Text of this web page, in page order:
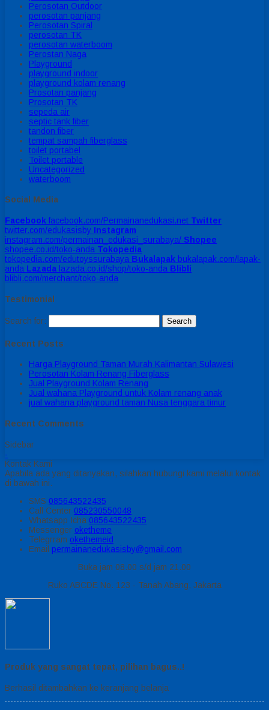
Perosotan Outdoor
perosotan panjang
Perosotan Spiral
perosotan TK
perosotan waterboom
Perostan Naga
Playground
playground indoor
playground kolam renang
Prosotan panjang
Prosotan TK
sepeda air
septic tank fiber
tandon fiber
tempat sampah fiberglass
toilet portabel
Toilet portable
Uncategorized
waterboom
Social Media
Facebook facebook.com/Permainanedukasi.net Twitter
twitter.com/edukasisby Instagram
instagram.com/permainan_edukasi_surabaya/ Shopee
shopee.co.id/toko-anda Tokopedia
tokopedia.com/edutoyssurabaya Bukalapak bukalapak.com/lapak-
anda Lazada lazada.co.id/shop/toko-anda Blibli
blibli.com/merchant/toko-anda
Testimonial
Search for:
Recent Posts
Harga Playground Taman Murah Kalimantan Sulawesi
Perosotan Kolam Renang Fiberglass
Jual Playground Kolam Renang
Jual wahana Playground untuk Kolam renang anak
jual wahana playground taman Nusa tenggara timur
Recent Comments
Sidebar
-
Kontak Kami
Apabila ada yang ditanyakan, silahkan hubungi kami melalui kontak
di bawah ini.
SMS 085643522435
Call Center 085230550048
Whatsapp Icha 085643522435
Messenger oketheme
Telegrram okethemeid
Email permainanedukasisby@gmail.com
Buka jam 08.00 s/d jam 21.00
Ruko ABCDE No. 123 - Tanah Abang, Jakarta
Produk yang sangat tepat, pilihan bagus..!
Berhasil ditambahkan ke keranjang belanja